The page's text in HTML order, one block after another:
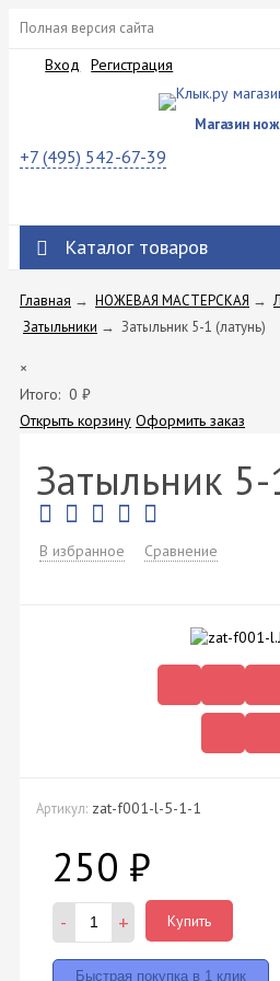
Полная версия сайта
Вход Регистрация
Магазин
+7 (495) 542-67-39
Каталог товаров
Главная → НОЖЕВАЯ МАСТЕРСКАЯ →
Затыльники → Затыльник 5-1 (латунь)
×
Итого: 0 ₽
Открыть корзину Оформить заказ
Затыльник 5-
В избранное Сравнение
Артикул: zat-f001-l-5-1-1
250 ₽
- + Купить